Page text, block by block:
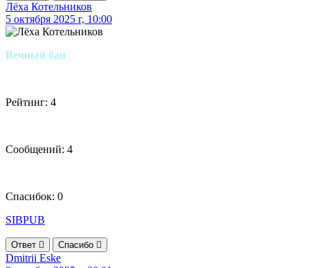
Лёха Котельников
5 октября 2025 г, 10:00
Вечный бан
Рейтинг: 4
Сообщений: 4
Спасибок: 0
SIBPUB
Ответ Спасибо
Dmitrii Eske